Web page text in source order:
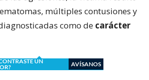
múltiples contusiones y
como de carácter
UN
AVÍSANOS